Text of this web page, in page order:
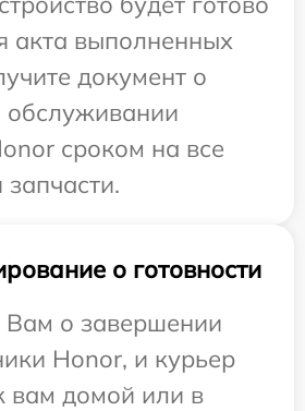
акта выполненных
документ о
обслуживании
сроком на все
о готовности
о завершении
Honor, и курьер
вам домой или в